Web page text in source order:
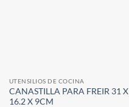
UTENSILIOS DE COCINA
CANASTILLA PARA FREIR 31 X
16.2 X 9CM